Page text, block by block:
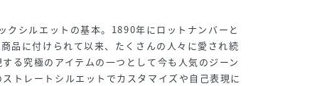
クシルエットの基本。1890年にロットナンバーと
品に付けられて以来、たくさんの人々に愛され続
る究極のアイテムの一つとして今も人気のジーン
トレートシルエットでカスタマイズや自己表現に